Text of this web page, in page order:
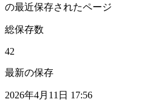
の最近保存されたページ
総保存数
42
最新の保存
2026年4月11日 17:56